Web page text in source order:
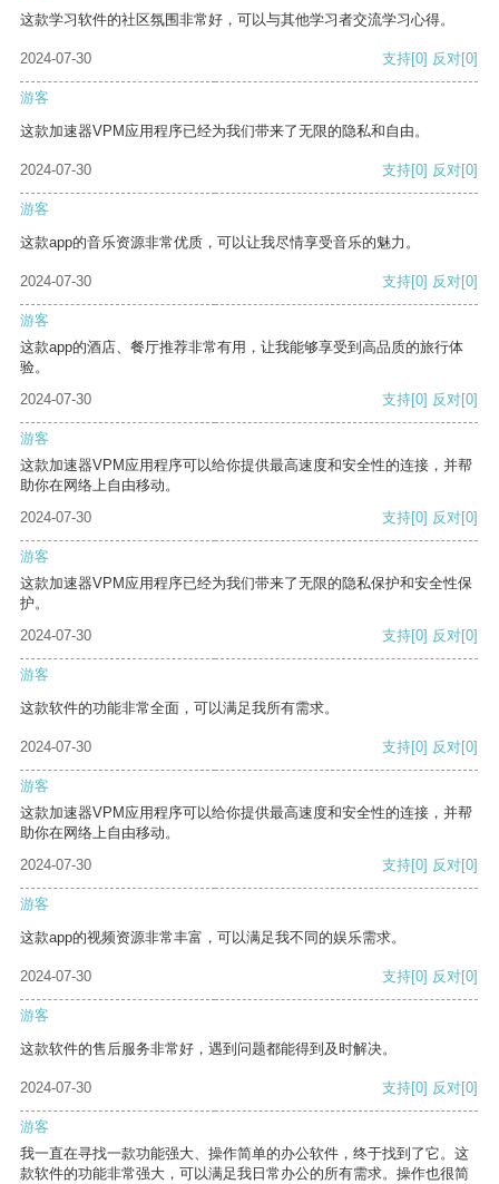
这款学习软件的社区氛围非常好，可以与其他学习者交流学习心得。
2024-07-30 支持[0] 反对[0]
游客
这款加速器VPM应用程序已经为我们带来了无限的隐私和自由。
2024-07-30 支持[0] 反对[0]
游客
这款app的音乐资源非常优质，可以让我尽情享受音乐的魅力。
2024-07-30 支持[0] 反对[0]
游客
这款app的酒店、餐厅推荐非常有用，让我能够享受到高品质的旅行体
验。
2024-07-30
支持[0] 反对[0]
游客
这款加速器VPM应用程序可以给你提供最高速度和安全性的连接，并帮
助你在网络上自由移动。
2024-07-30
支持[0] 反对[0]
游客
这款加速器VPM应用程序已经为我们带来了无限的隐私保护和安全性保
护。
2024-07-30
支持[0] 反对[0]
游客
这款软件的功能非常全面，可以满足我所有需求。
2024-07-30 支持[0] 反对[0]
游客
这款加速器VPM应用程序可以给你提供最高速度和安全性的连接，并帮
助你在网络上自由移动。
2024-07-30
支持[0] 反对[0]
游客
这款app的视频资源非常丰富，可以满足我不同的娱乐需求。
2024-07-30 支持[0] 反对[0]
游客
这款软件的售后服务非常好，遇到问题都能得到及时解决。
2024-07-30 支持[0] 反对[0]
游客
我一直在寻找一款功能强大、操作简单的办公软件，终于找到了它。这
款软件的功能非常强大，可以满足我日常办公的所有需求。操作也很简